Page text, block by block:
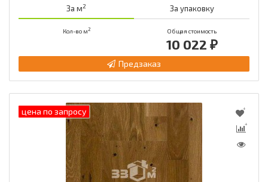
За м2 За упаковку
Кол-во м2 Общая стоимость
10 022 ₽
Предзаказ
цена по запросу